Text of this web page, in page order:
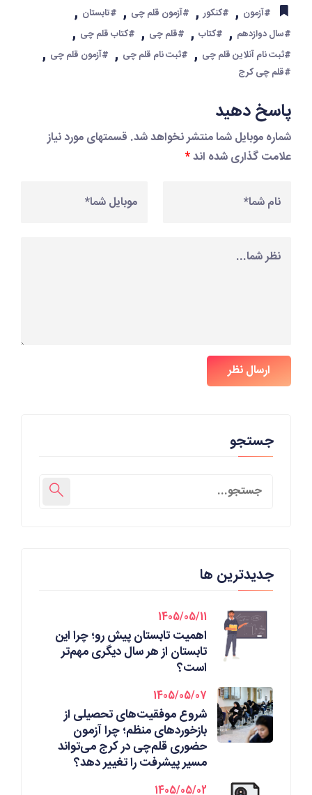
#آزمون , #کنکور , #آزمون قلم چی , #تابستان ,
#سال دوازدهم , #کتاب , #قلم چی , #کتاب قلم چی ,
#ثبت نام آنلاین قلم چی , #ثبت نام قلم چی , #آزمون قلم چی ,
#قلم چی کرج
پاسخ دهید
شماره موبایل شما منتشر نخواهد شد. قسمتهای مورد نیاز
علامت گذاری شده اند*
ارسال نظر
جستجو
جدیدترین ها
1405/05/11
اهمیت تابستان پیش رو؛ چرا این
تابستان از هر سال دیگری مهم‌تر
است؟
1405/05/07
شروع موفقیت‌های تحصیلی از
بازخوردهای منظم؛ چرا آزمون
حضوری قلم‌چی در کرج می‌تواند
مسیر پیشرفت را تغییر دهد؟
1405/05/02